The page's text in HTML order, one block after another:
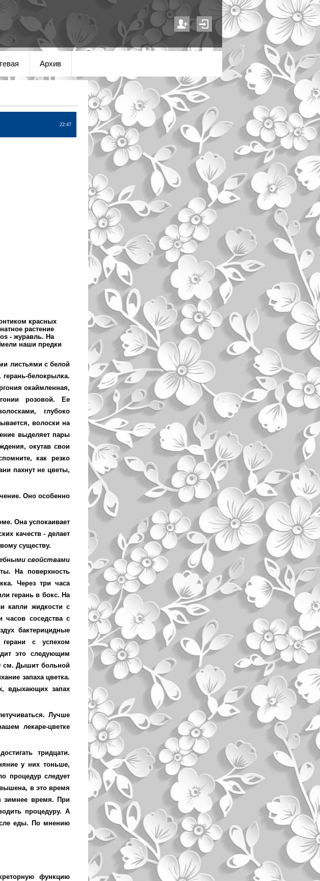
Архив
22:47
красных
растение
- журавль. На
наши предки
листьями с белой
белокрылка.
окаймленная,
розовой. Ее
глубоко
волоски на
выделяет пары
окутав свои
как резко
пахнут не цветы,
Оно особенно
Она успокаивает
качеств - делает
существу.
свойствами
На поверхность
Через три часа
герань в бокс. На
капли жидкости с
соседства с
бактерицидные
с успехом
это следующим
см. Дышит больной
запаха цветка.
вдыхающих запах
Лучше
лекаре-цветке
тридцати.
у них тоньше,
процедур следует
в это время
зимнее время. При
процедуру. А
еды. По мнению
функцию